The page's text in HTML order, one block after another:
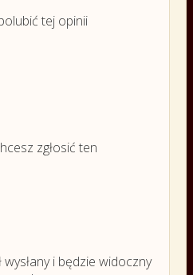
tej opinii
zgłosić ten
i będzie widoczny